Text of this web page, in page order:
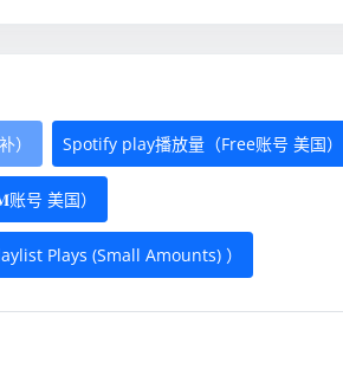
） Spotify play播放量（Free账号 美国）
号 美国）
Plays (Small Amounts) ）